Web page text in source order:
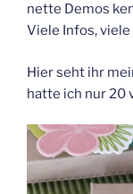
nette Demos
Viele Infos, viele
Hier seht ihr
hatte ich nur 20